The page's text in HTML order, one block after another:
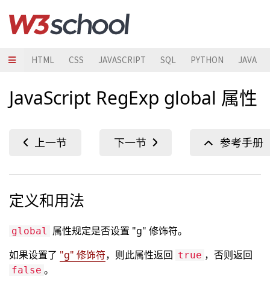
HTML CSS JAVASCRIPT SQL PYTHON JAVA
JavaScript RegExp global 属性
定义和用法
global 属性规定是否设置 "g" 修饰符。
如果设置了 "g" 修饰符，则此属性返回 true ，否则返回
false 。